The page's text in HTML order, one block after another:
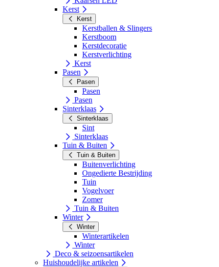
Kerst
Kerst
Kerstballen & Slingers
Kerstboom
Kerstdecoratie
Kerstverlichting
Kerst
Pasen
Pasen
Pasen
Pasen
Sinterklaas
Sinterklaas
Sint
Sinterklaas
Tuin & Buiten
Tuin & Buiten
Buitenverlichting
Ongedierte Bestrijding
Tuin
Vogelvoer
Zomer
Tuin & Buiten
Winter
Winter
Winterartikelen
Winter
Deco & seizoensartikelen
Huishoudelijke artikelen